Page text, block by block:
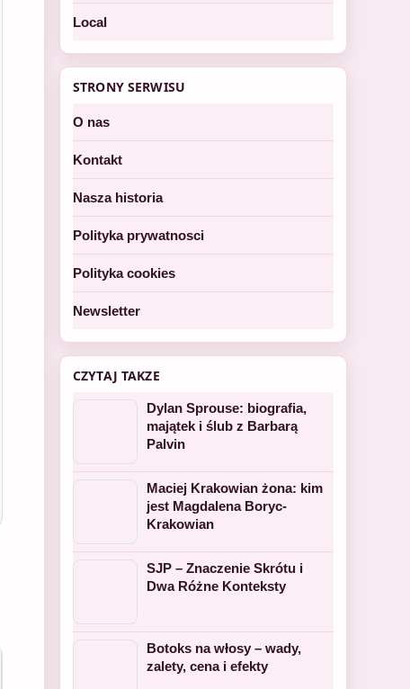
Local
STRONY SERWISU
O nas
Kontakt
Nasza historia
Polityka prywatnosci
Polityka cookies
Newsletter
CZYTAJ TAKZE
Dylan Sprouse: biografia,
majątek i ślub z Barbarą
Palvin
Maciej Krakowian żona: kim
jest Magdalena Boryc-
Krakowian
SJP – Znaczenie Skrótu i
Dwa Różne Konteksty
Botoks na włosy – wady,
zalety, cena i efekty